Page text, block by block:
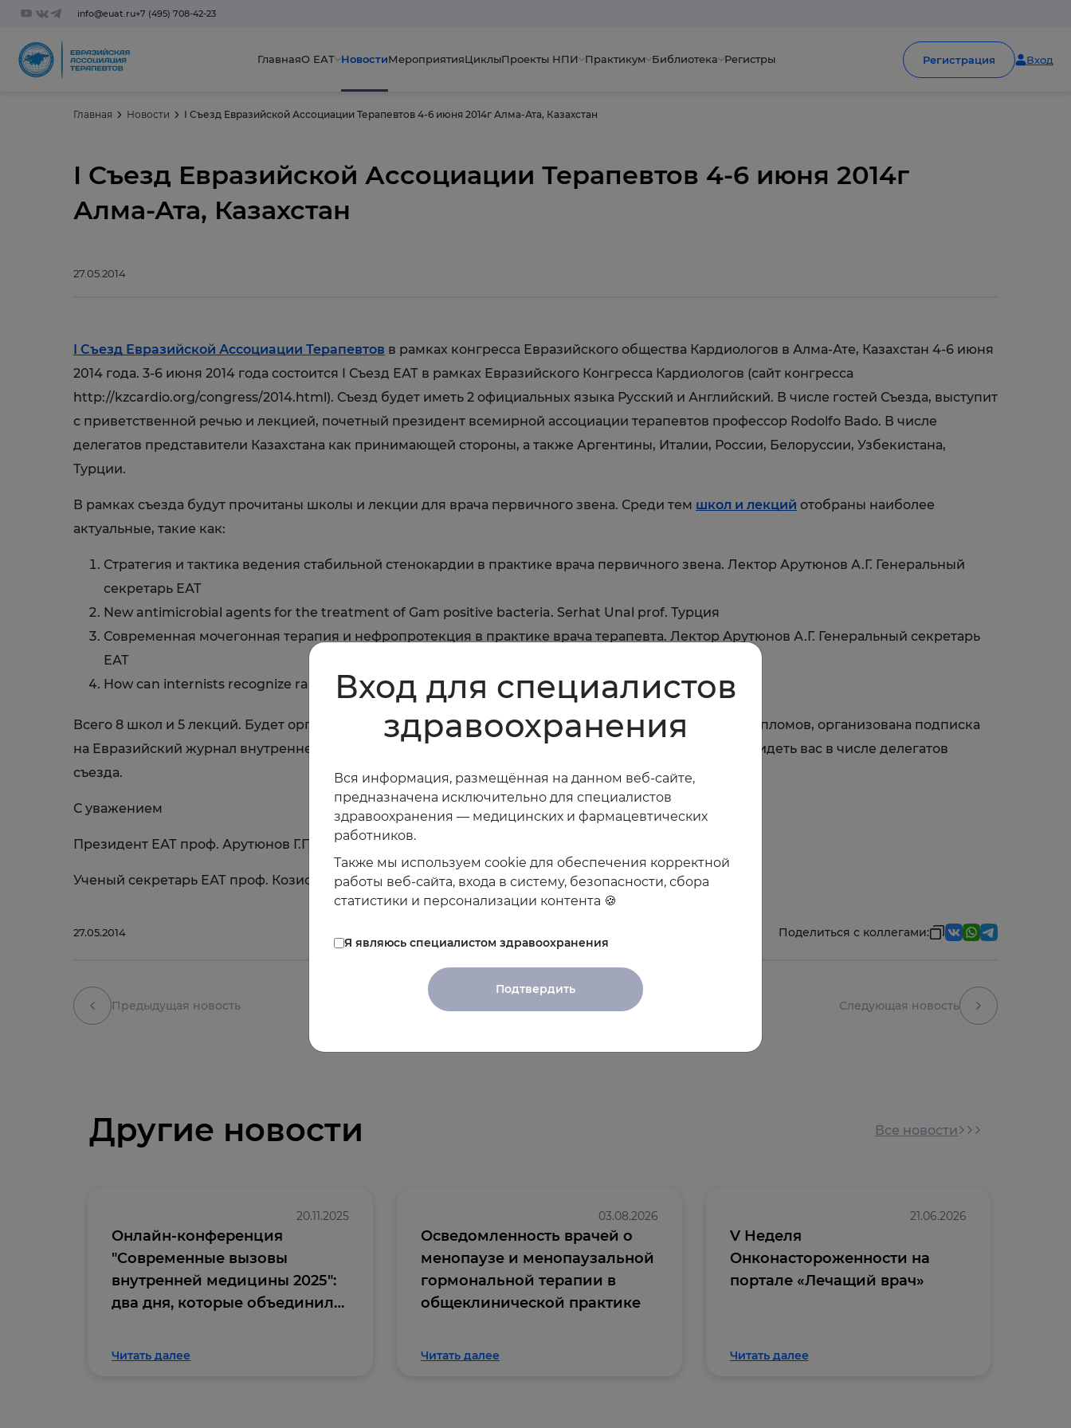
info@euat.ru+7 (495) 708-42-23
ГлавнаяО ЕАТ НовостиМероприятияЦиклыПроекты НПИ Практикум Библиотека Регистры Регистрация Вход
Главная Новости I Съезд Евразийской Ассоциации Терапевтов 4-6 июня 2014г Алма-Ата, Казахстан
I Съезд Евразийской Ассоциации Терапевтов 4-6 июня 2014г
Алма-Ата, Казахстан
27.05.2014
I Съезд Евразийской Ассоциации Терапевтов в рамках конгресса Евразийского общества Кардиологов в Алма-Ате, Казахстан 4-6 июня
2014 года. 3-6 июня 2014 года состоится I Съезд ЕАТ в рамках Евразийского Конгресса Кардиологов (сайт конгресса
http://kzcardio.org/congress/2014.html). Съезд будет иметь 2 официальных языка Русский и Английский. В числе гостей Съезда, выступит
с приветственной речью и лекцией, почетный президент всемирной ассоциации терапевтов профессор Rodolfo Bado. В числе
делегатов представители Казахстана как принимающей стороны, а также Аргентины, Италии, России, Белоруссии, Узбекистана,
Турции.
В рамках съезда будут прочитаны школы и лекции для врача первичного звена. Среди тем школ и лекций отобраны наиболее
актуальные, такие как:
Стратегия и тактика ведения стабильной стенокардии в практике врача первичного звена. Лектор Арутюнов А.Г. Генеральный
секретарь ЕАТ
New antimicrobial agents for the treatment of Gam positive bacteria. Serhat Unal prof. Турция
Современная мочегонная терапия и нефропротекция в практике врача терапевта. Лектор Арутюнов А.Г. Генеральный секретарь
ЕАТ
How can internists recognize rare diseases. Dagna Lorenzo prof. Италия
Всего 8 школ и 5 лекций. Будет организована регистрация участников съезда с выдачей именных дипломов, организована подписка
на Евразийский журнал внутренней медицины имеющий статус международного. Мы будем рады видеть вас в числе делегатов
съезда.
С уважением
Президент ЕАТ проф. Арутюнов Г.П.
Ученый секретарь ЕАТ проф. Козиолова Н.А.
27.05.2014 Поделиться с коллегами:
Предыдущая новость Следующая новость
Другие новости Все новости
03.08.2026
Осведомленность врачей о
менопаузе и менопаузальной
гормональной терапии в
общеклинической практике
Читать далее
21.06.2026
V Неделя
Онконастороженности на
портале «Лечащий врач»
Читать далее
20.11.2025
Онлайн-конференция
"Современные вызовы
внутренней медицины 2025":
два дня, которые объединили
сообщество
Читать далее
Вход для специалистов
здравоохранения
Вся информация, размещённая на данном веб-сайте,
предназначена исключительно для специалистов
здравоохранения — медицинских и фармацевтических
работников.
Также мы используем cookie для обеспечения корректной
работы веб-сайта, входа в систему, безопасности, сбора
статистики и персонализации контента 🍪
Я являюсь специалистом здравоохранения
Подтвердить